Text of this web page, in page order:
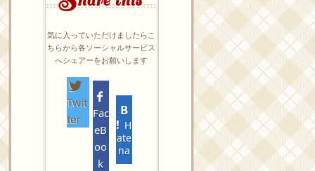
気に入っていただけましたらこ
ちらから各ソーシャルサービス
へシェアーをお願いします
Twit
ter
Fac
eB
oo
k
H
ate
na